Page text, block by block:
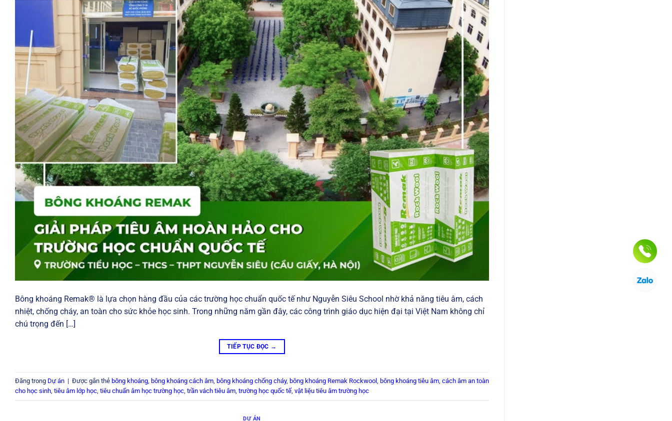
Bông khoáng Remak® là lựa chọn hàng đầu của các trường học chuẩn quốc tế như Nguyễn Siêu School nhờ khả năng tiêu âm, cách
nhiệt, chống cháy, an toàn cho sức khỏe học sinh. Trong những năm gần đây, các công trình giáo dục hiện đại tại Việt Nam không chỉ
chú trọng đến […]
TIẾP TỤC ĐỌC →
Đăng trong Dự án | Được gắn thẻ bông khoáng bông khoáng cách âm bông khoáng chống cháy, bông khoáng Remak Rockwool bông khoáng tiêu âm cách âm an toàn
cho học sinh tiêu âm lớp học tiêu chuẩn âm học trường học trần vách tiêu âm trường học quốc tế vật liệu tiêu âm trường học
DỰ ÁN